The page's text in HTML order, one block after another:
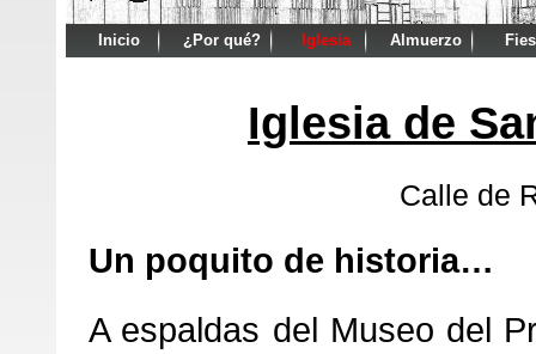
Inicio ¿Por qué? Iglesia Almuerzo
Iglesia de
Calle de
Un poquito de historia…
A espaldas del Museo del